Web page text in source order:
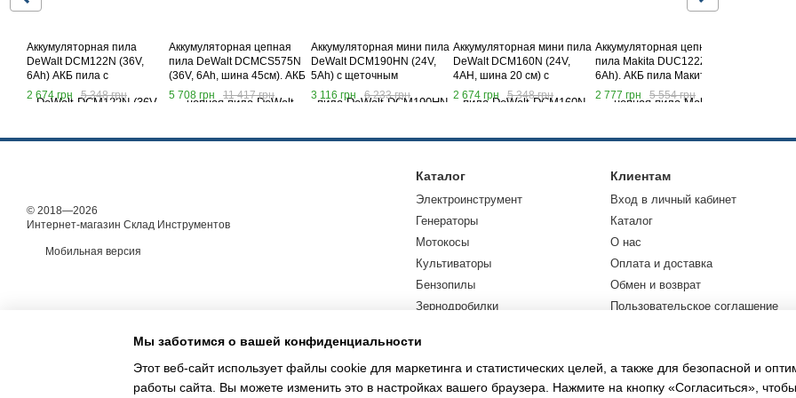
Аккумуляторная пила
DeWalt DCM122N (36V,
6Аh) АКБ пила с
автоматической смазкой
цепи
2 674 грн 5 348 грн
Аккумуляторная цепная
пила DeWalt DCMCS575N
(36V, 6Ah, шина 45см). АКБ
пила Деволт
5 708 грн 11 417 грн
Аккумуляторная мини пила
DeWalt DCM190HN (24V,
5Аh) с щеточным
двигателем
3 116 грн 6 233 грн
Аккумуляторная мини пила
DeWalt DCM160N (24V,
4AH, шина 20 см) с
полуавтоматической
смазкой цепи
2 674 грн 5 348 грн
Аккумуляторная цепная
пила Makita DUC122Z (36V,
6Ah). АКБ пила Макита
2 777 грн
5 554 грн
© 2018—2026
Интернет-магазин Склад Инструментов
Мобильная версия
Каталог
Электроинструмент
Генераторы
Мотокосы
Культиваторы
Бензопилы
Зернодробилки
Резервное питание
Разное
Клиентам
Вход в личный кабинет
Каталог
О нас
Оплата и доставка
Обмен и возврат
Пользовательское соглашение
Мы заботимся о вашей конфиденциальности
Этот веб-сайт использует файлы cookie для маркетинга и статистических целей, а также для безопасной и
работы сайта. Вы можете изменить это в настройках вашего браузера. Нажмите на кнопку «Согласиться»,